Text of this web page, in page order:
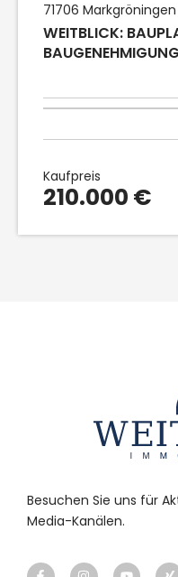
71706 Markgröningen
WEITBLICK:
Kaufpreis
210.000 €
Besuchen Sie uns für
Media-Kanälen.